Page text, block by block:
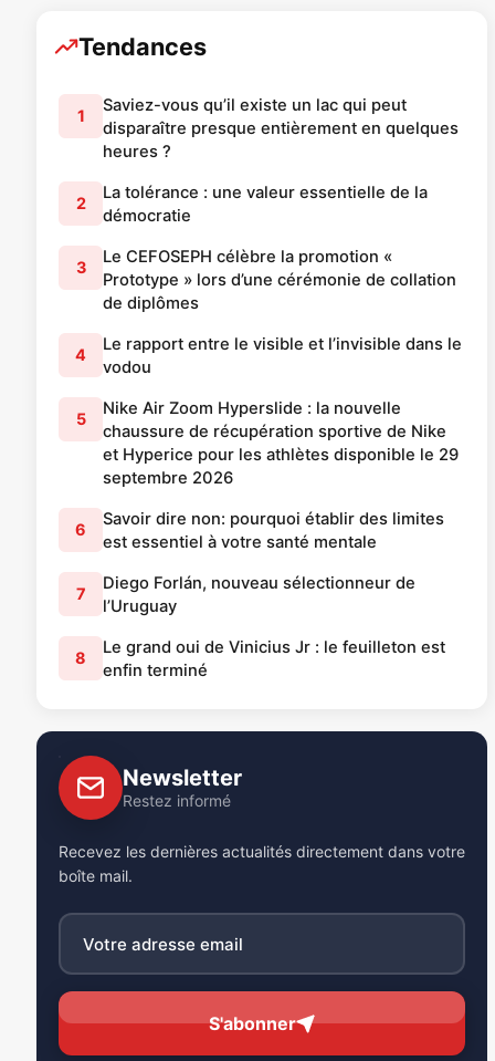
Tendances
1
Saviez-vous qu’il existe un lac qui peut
disparaître presque entièrement en quelques
heures ?
2
La tolérance : une valeur essentielle de la
démocratie
3
Le CEFOSEPH célèbre la promotion «
Prototype » lors d’une cérémonie de collation
de diplômes
4
Le rapport entre le visible et l’invisible dans le
vodou
5
Nike Air Zoom Hyperslide : la nouvelle
chaussure de récupération sportive de Nike
et Hyperice pour les athlètes disponible le 29
septembre 2026
6
Savoir dire non: pourquoi établir des limites
est essentiel à votre santé mentale
7
Diego Forlán, nouveau sélectionneur de
l’Uruguay
8
Le grand oui de Vinicius Jr : le feuilleton est
enfin terminé
Newsletter
Restez informé
Recevez les dernières actualités directement dans votre
boîte mail.
S'abonner